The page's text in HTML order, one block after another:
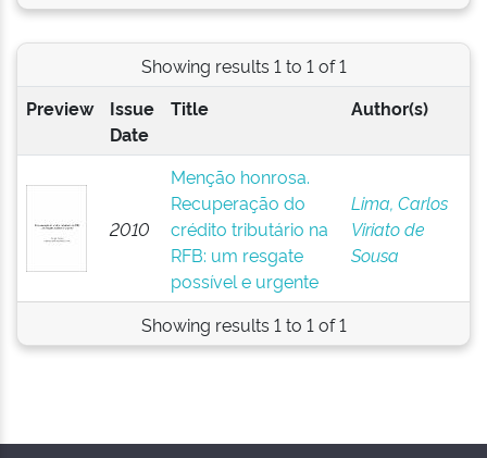
Showing results 1 to 1 of 1
Preview
Issue
Date
Title Author(s)
2010
Menção honrosa.
Recuperação do
crédito tributário na
RFB: um resgate
possível e urgente
Lima, Carlos
Viriato de
Sousa
Showing results 1 to 1 of 1